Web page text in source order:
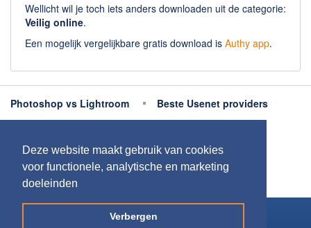
Deze website maakt gebruik van cookies
voor functionele, analytische en marketing
doeleinden
Verbergen
Wellicht wil je toch iets anders downloaden uit de categorie:
Veilig online.
Een mogelijk vergelijkbare gratis download is Authy app.
Photoshop vs Lightroom
Beste Usenet providers
Meer uitleg
Copyright 2026